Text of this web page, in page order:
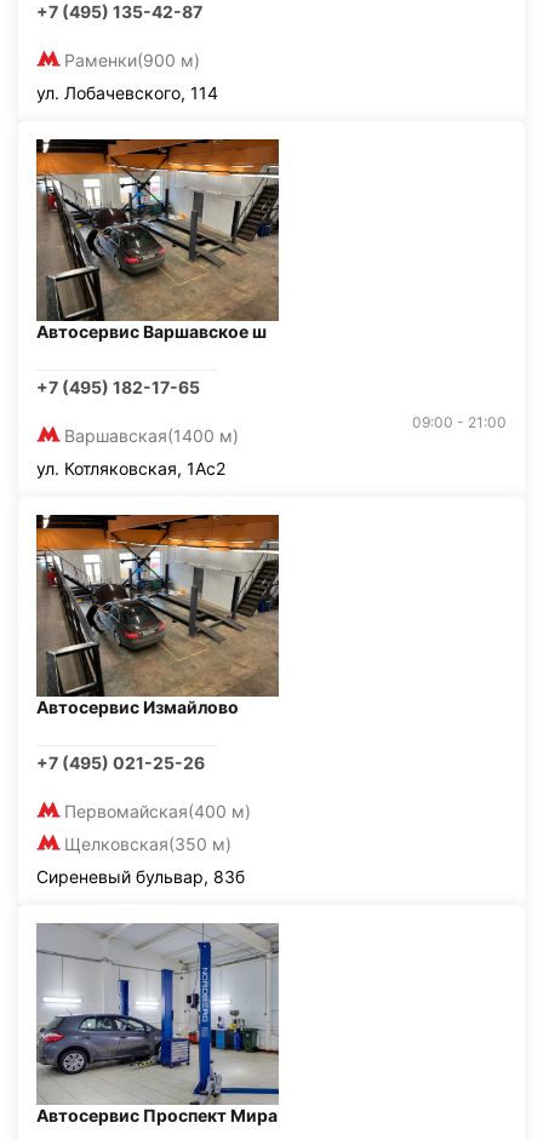
+7 (495) 135-42-87
Раменки(900 м)
ул. Лобачевского, 114
Автосервис Варшавское ш
+7 (495) 182-17-65
Варшавская(1400 м)
09:00 - 21:00
ул. Котляковская, 1Ас2
Автосервис Измайлово
+7 (495) 021-25-26
Первомайская(400 м)
Щелковская(350 м)
Сиреневый бульвар, 83б
Автосервис Проспект Мира